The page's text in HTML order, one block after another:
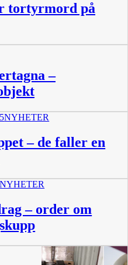
tortyrmord på
–
NYHETER
– de faller en
NYHETER
– order om